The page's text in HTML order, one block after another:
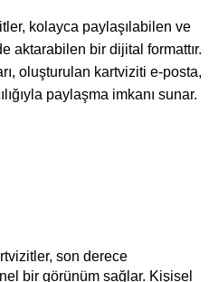
kolayca paylaşılabilen ve
aktarabilen bir dijital formattır.
oluşturulan kartviziti e-posta,
paylaşma imkanı sunar.
son derece
bir görünüm sağlar. Kişisel